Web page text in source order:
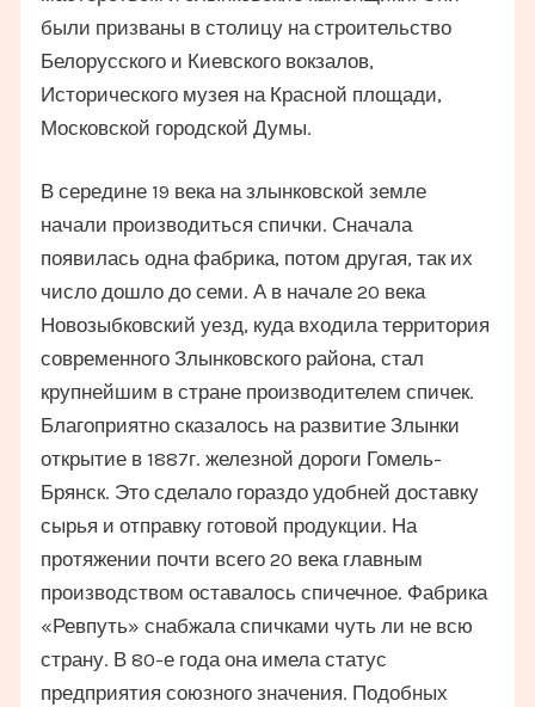
были призваны в столицу на строительство
Белорусского и Киевского вокзалов,
Исторического музея на Красной площади,
Московской городской Думы.
В середине 19 века на злынковской земле
начали производиться спички. Сначала
появилась одна фабрика, потом другая, так их
число дошло до семи. А в начале 20 века
Новозыбковский уезд, куда входила территория
современного Злынковского района, стал
крупнейшим в стране производителем спичек.
Благоприятно сказалось на развитие Злынки
открытие в 1887г. железной дороги Гомель-
Брянск. Это сделало гораздо удобней доставку
сырья и отправку готовой продукции. На
протяжении почти всего 20 века главным
производством оставалось спичечное. Фабрика
«Ревпуть» снабжала спичками чуть ли не всю
страну. В 80-е года она имела статус
предприятия союзного значения. Подобных